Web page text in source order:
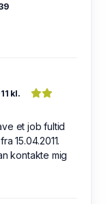
kl.
et job fultid
15.04.2011.
kontakte mig